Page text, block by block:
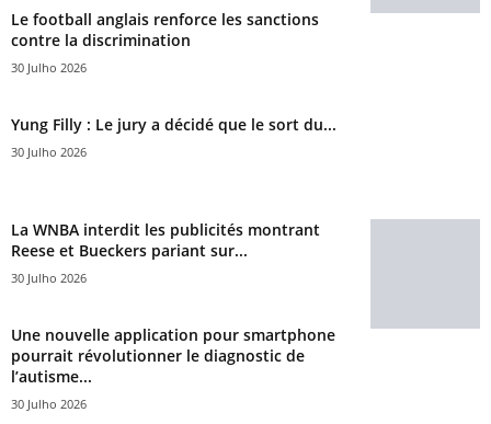
Le football anglais renforce les sanctions
contre la discrimination
30 Julho 2026
Yung Filly : Le jury a décidé que le sort du...
30 Julho 2026
La WNBA interdit les publicités montrant
Reese et Bueckers pariant sur...
30 Julho 2026
Une nouvelle application pour smartphone
pourrait révolutionner le diagnostic de
l’autisme...
30 Julho 2026